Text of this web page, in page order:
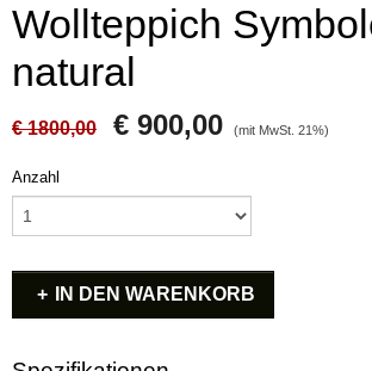
Wollteppich
natural
€ 1800,00 € 900,00 (mit MwSt. 21%)
Anzahl
IN DEN WARENKORB